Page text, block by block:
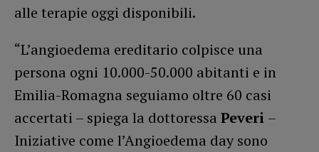
alle terapie oggi disponibili.
“L’angioedema ereditario colpisce una
persona ogni 10.000-50.000 abitanti e in
Emilia-Romagna seguiamo oltre 60 casi
accertati – spiega la dottoressa Peveri –
Iniziative come l’Angioedema day sono